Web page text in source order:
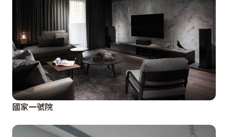
國家一號院